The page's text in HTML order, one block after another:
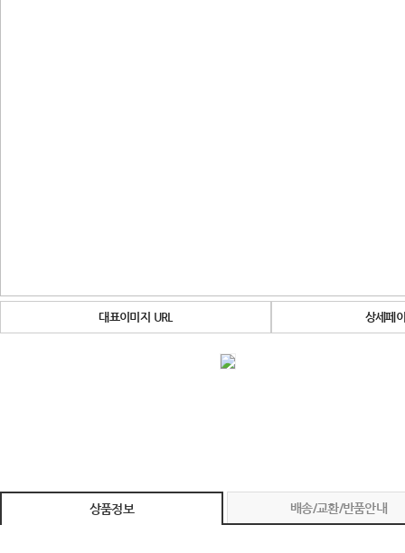
대표이미지 URL 상세페
상품정보 배송/교환/반품안내